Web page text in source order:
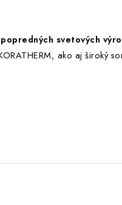
popredných svetových
ako aj široký